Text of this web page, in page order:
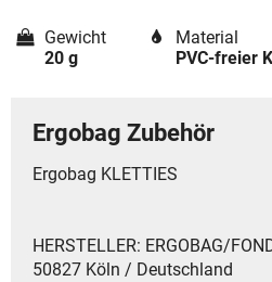
Gewicht
20 g
Material
PVC-freier
Ergobag Zubehör
Ergobag KLETTIES
HERSTELLER: ERGOBAG/
50827 Köln / Deutschland